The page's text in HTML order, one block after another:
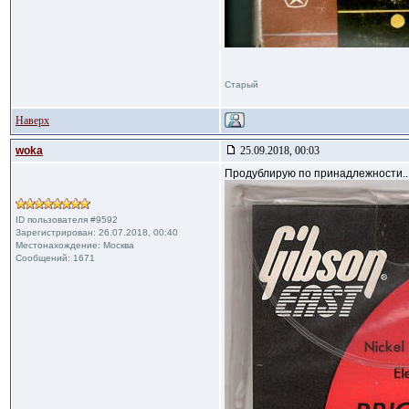
Старый
Наверх
woka 25.09.2018, 00:03
ID пользователя #9592
Зарегистрирован: 26.07.2018, 00:40
Местонахождение: Москва
Сообщений: 1671
Продублирую по